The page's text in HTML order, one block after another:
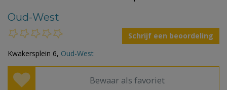
Oud-West
Schrijf een beoordeling
Kwakersplein 6, Oud-West
Bewaar als favoriet